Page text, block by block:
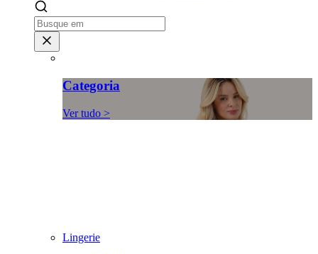
Categoria
Ver tudo >
Lingerie